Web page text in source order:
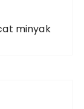
minyak